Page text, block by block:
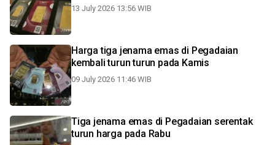
13 July 2026 13:56 WIB
Harga tiga jenama emas di Pegadaian
kembali turun turun pada Kamis
09 July 2026 11:46 WIB
Tiga jenama emas di Pegadaian serentak
turun harga pada Rabu